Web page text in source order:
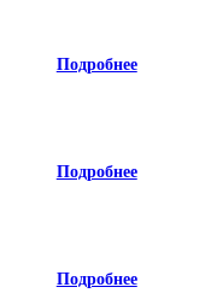
Подробнее
Подробнее
Подробнее